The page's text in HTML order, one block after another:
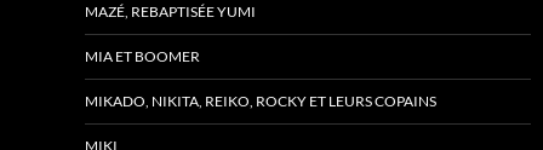
MAZÉ, REBAPTISÉE YUMI
MIA ET BOOMER
MIKADO, NIKITA, REIKO, ROCKY ET LEURS COPAINS
MIKI